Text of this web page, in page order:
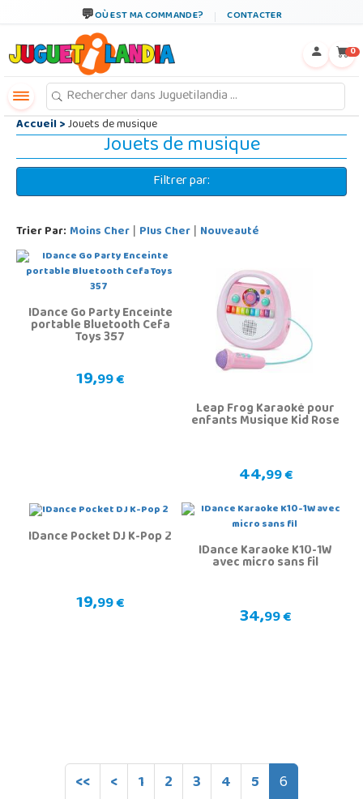
OÙ EST MA COMMANDE? CONTACTER
0
Accueil>Jouets de musique
Jouets de musique
Filtrer par:
Trier Par: Moins Cher | Plus Cher | Nouveauté
IDance Go Party Enceinte
portable Bluetooth Cefa
Toys 357
19,99 €
Leap Frog Karaoké pour
enfants Musique Kid Rose
44,99 €
IDance Pocket DJ K-Pop 2
19,99 €
IDance Karaoke K10-1W
avec micro sans fil
34,99 €
<< < 1 2 3 4 5 6